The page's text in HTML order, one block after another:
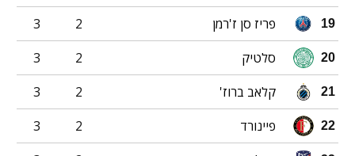
19 פריז סן ז'רמן 2
3
20 סלטיק 2
3
21 קלאב ברוז' 2
3
22 פיינורד 2
3